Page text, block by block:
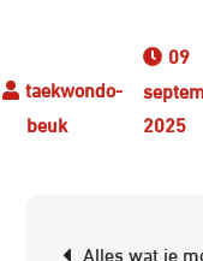
09
2025
Alles wat je